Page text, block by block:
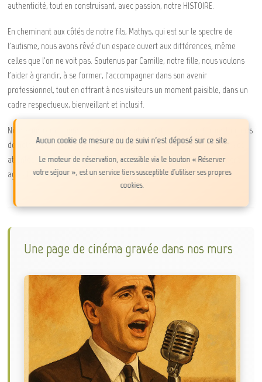
Aucun cookie de mesure ou de suivi n'est déposé sur ce site.
Le moteur de réservation, accessible via le bouton « Réserver
votre séjour », est un service tiers susceptible d'utiliser ses propres
cookies.
authenticité, tout en construisant, avec passion, notre HISTOIRE.
En cheminant aux côtés de notre fils, Mathys, qui est sur le spectre de
l'autisme, nous avons rêvé d'un espace ouvert aux différences, même
celles que l'on ne voit pas. Soutenus par Camille, notre fille, nous voulons
l'aider à grandir, à se former, l'accompagner dans son avenir
professionnel, tout en offrant à nos visiteurs un moment paisible, dans un
cadre respectueux, bienveillant et inclusif.
Nous vous remercions d'avance pour votre confiance. Nous ferons toujours
de notre mieux pour que votre séjour parmi nous soit à la hauteur de vos
attentes. Nous espérons sincèrement que vous passerez ici un moment
agréable, riche de beaux souvenirs.
Une page de cinéma gravée dans nos murs